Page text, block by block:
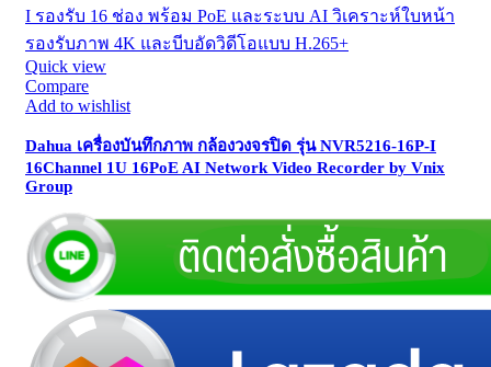
Quick view
Compare
Add to wishlist
Dahua เครื่องบันทึกภาพ กล้องวงจรปิด รุ่น NVR5216-16P-I
16Channel 1U 16PoE AI Network Video Recorder by Vnix
Group